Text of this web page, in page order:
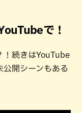
で！
！続きはYouTube
開シーンもある